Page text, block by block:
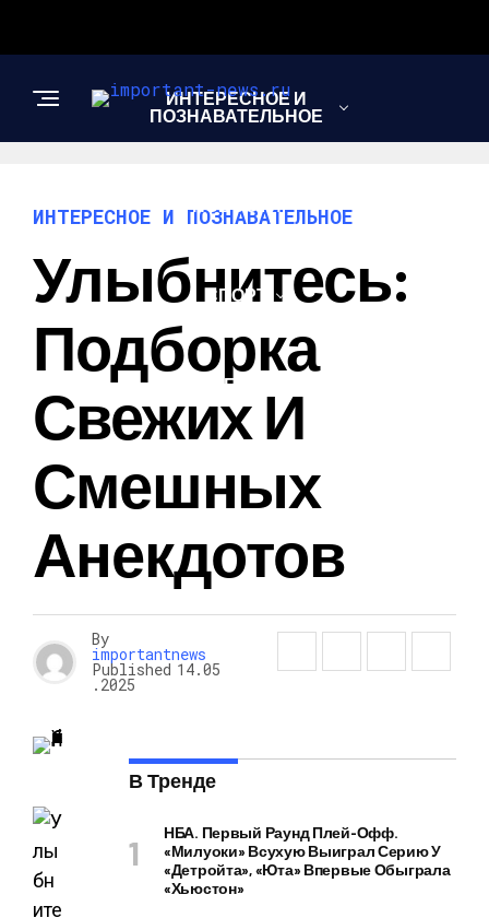
ИНТЕРЕСНОЕ И
ПОЗНАВАТЕЛЬНОЕ
НОВОСТИ
СПОРТ
ШОУ-БИЗНЕС
ИНТЕРЕСНОЕ И ПОЗНАВАТЕЛЬНОЕ
Улыбнитесь:
Подборка
Свежих И
Смешных
Анекдотов
By
importantnews
Published 14.05
.2025
В Тренде
НБА. Первый Раунд Плей-Офф.
«Милуоки» Всухую Выиграл Серию У
«Детройта», «Юта» Впервые Обыграла
«Хьюстон»